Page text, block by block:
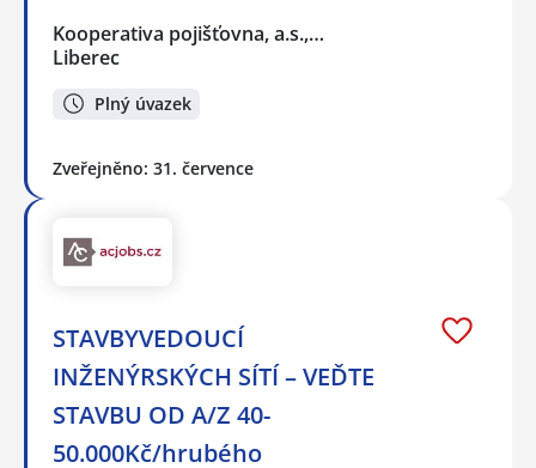
Kooperativa pojišťovna, a.s.,…
Liberec
Plný úvazek
Zveřejněno: 31. července
STAVBYVEDOUCÍ
INŽENÝRSKÝCH SÍTÍ – VEĎTE
STAVBU OD A/Z 40-
50.000Kč/hrubého